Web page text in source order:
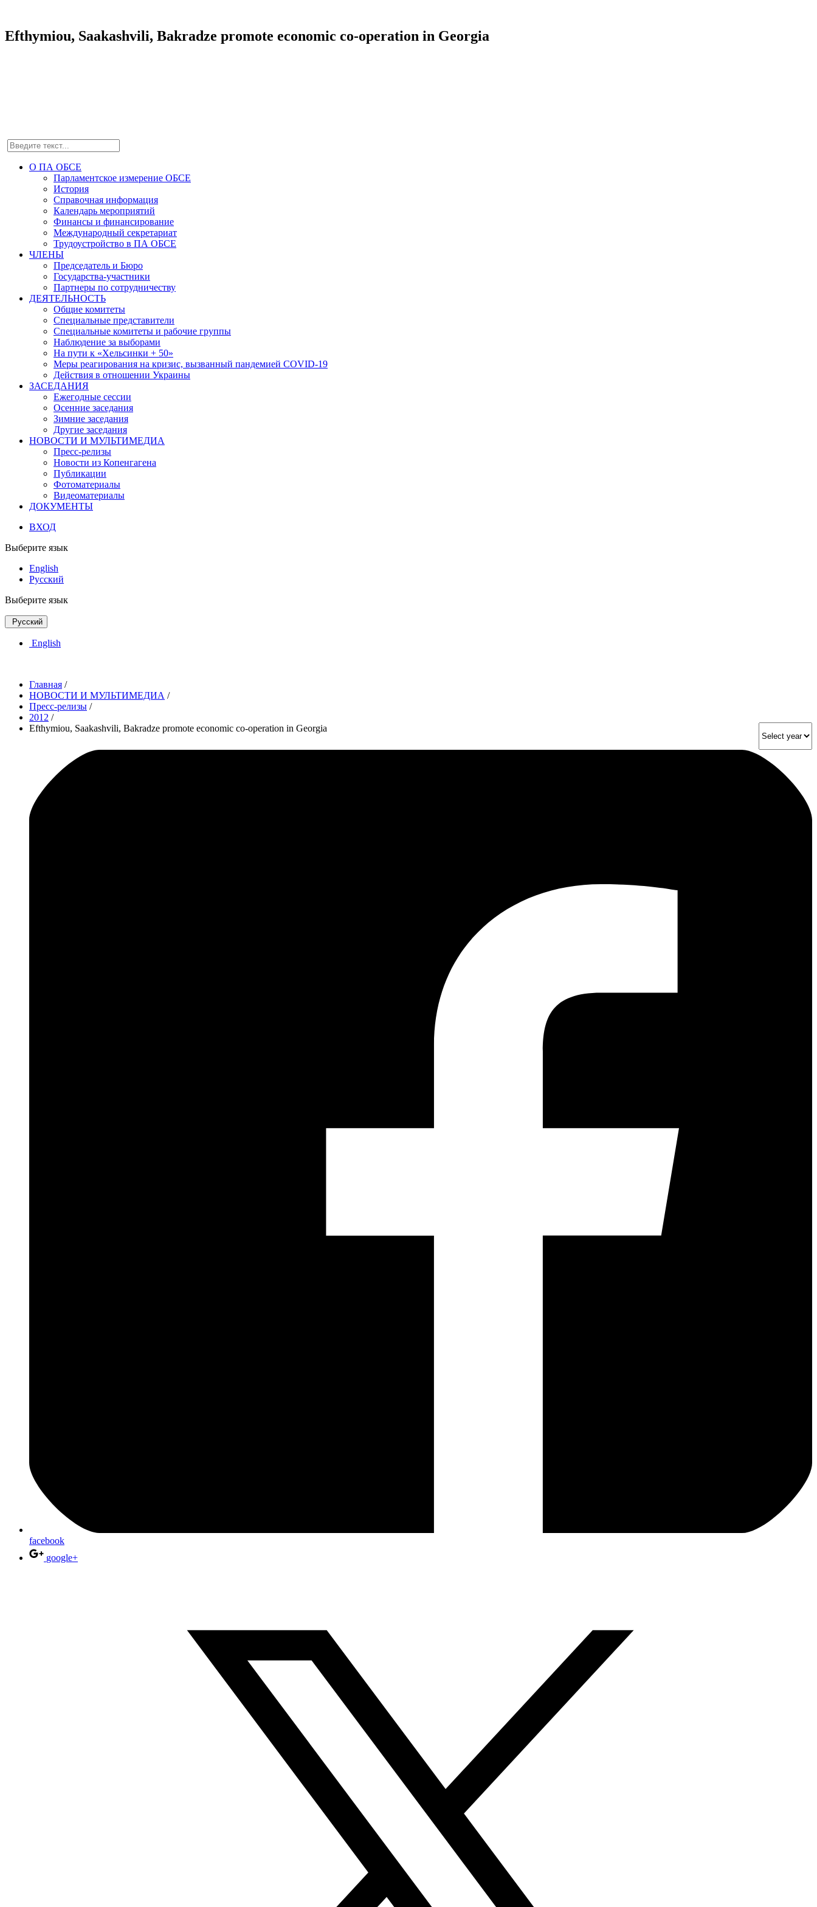
Efthymiou, Saakashvili, Bakradze promote economic co-operation in Georgia
О ПА ОБСЕ
Парламентское измерение ОБСЕ
История
Справочная информация
Календарь мероприятий
Финансы и финансирование
Международный секретариат
Трудоустройство в ПА ОБСЕ
ЧЛЕНЫ
Председатель и Бюро
Государства-участники
Партнеры по сотрудничеству
ДЕЯТЕЛЬНОСТЬ
Общие комитеты
Специальные представители
Специальные комитеты и рабочие группы
Наблюдение за выборами
На пути к «Хельсинки + 50»
Меры реагирования на кризис, вызванный пандемией COVID-19
Действия в отношении Украины
ЗАСЕДАНИЯ
Ежегодные сессии
Осенние заседания
Зимние заседания
Другие заседания
НОВОСТИ И МУЛЬТИМЕДИА
Пресс-релизы
Новости из Копенгагена
Публикации
Фотоматериалы
Видеоматериалы
ДОКУМЕНТЫ
ВХОД
Выберите язык
English
Русский
Выберите язык
Русский
English
Главная /
НОВОСТИ И МУЛЬТИМЕДИА /
Пресс-релизы /
2012 /
Efthymiou, Saakashvili, Bakradze promote economic co-operation in Georgia
facebook
google+